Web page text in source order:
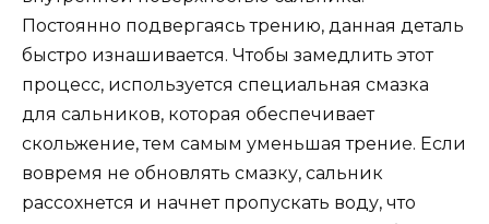
Постоянно подвергаясь трению, данная деталь
быстро изнашивается. Чтобы замедлить этот
процесс, используется специальная смазка
для сальников, которая обеспечивает
скольжение, тем самым уменьшая трение. Если
вовремя не обновлять смазку, сальник
рассохнется и начнет пропускать воду, что